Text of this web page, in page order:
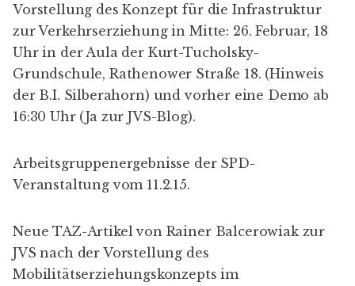
Vorstellung des Konzept für die Infrastruktur
zur Verkehrserziehung in Mitte: 26. Februar, 18
Uhr in der Aula der Kurt-Tucholsky-
Grundschule, Rathenower Straße 18. (Hinweis
der B.I. Silberahorn) und vorher eine Demo ab
16:30 Uhr (Ja zur JVS-Blog).
Arbeitsgruppenergebnisse der SPD-
Veranstaltung vom 11.2.15.
Neue TAZ-Artikel von Rainer Balcerowiak zur
JVS nach der Vorstellung des
Mobilitätserziehungskonzepts im